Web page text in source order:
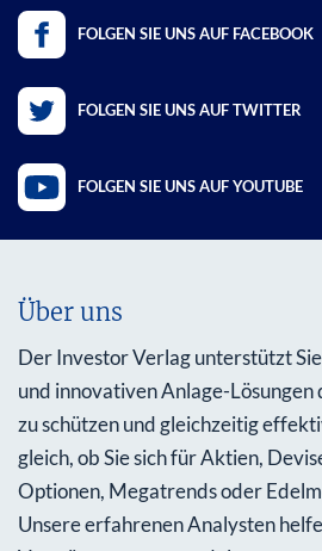
FOLGEN SIE UNS AUF FACEBOOK
FOLGEN SIE UNS AUF TWITTER
FOLGEN SIE UNS AUF YOUTUBE
Über uns
Der Investor Verlag unterstützt
und innovativen Anlage-
zu schützen und gleichzeitig
gleich, ob Sie sich für Aktien,
Optionen, Megatrends oder
Unsere erfahrenen Analysten